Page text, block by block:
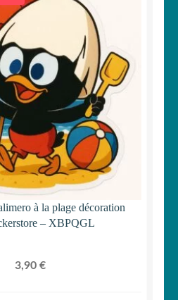
à la plage décoration
– XBPQGL
3,90 €